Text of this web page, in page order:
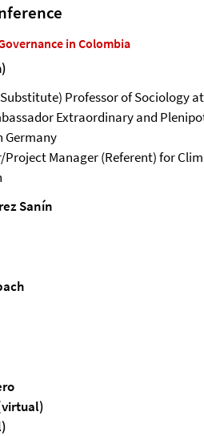
in Colombia
Professor of Sociology
Extraordinary and
Germany
Project Manager (Referent) for
Sanín